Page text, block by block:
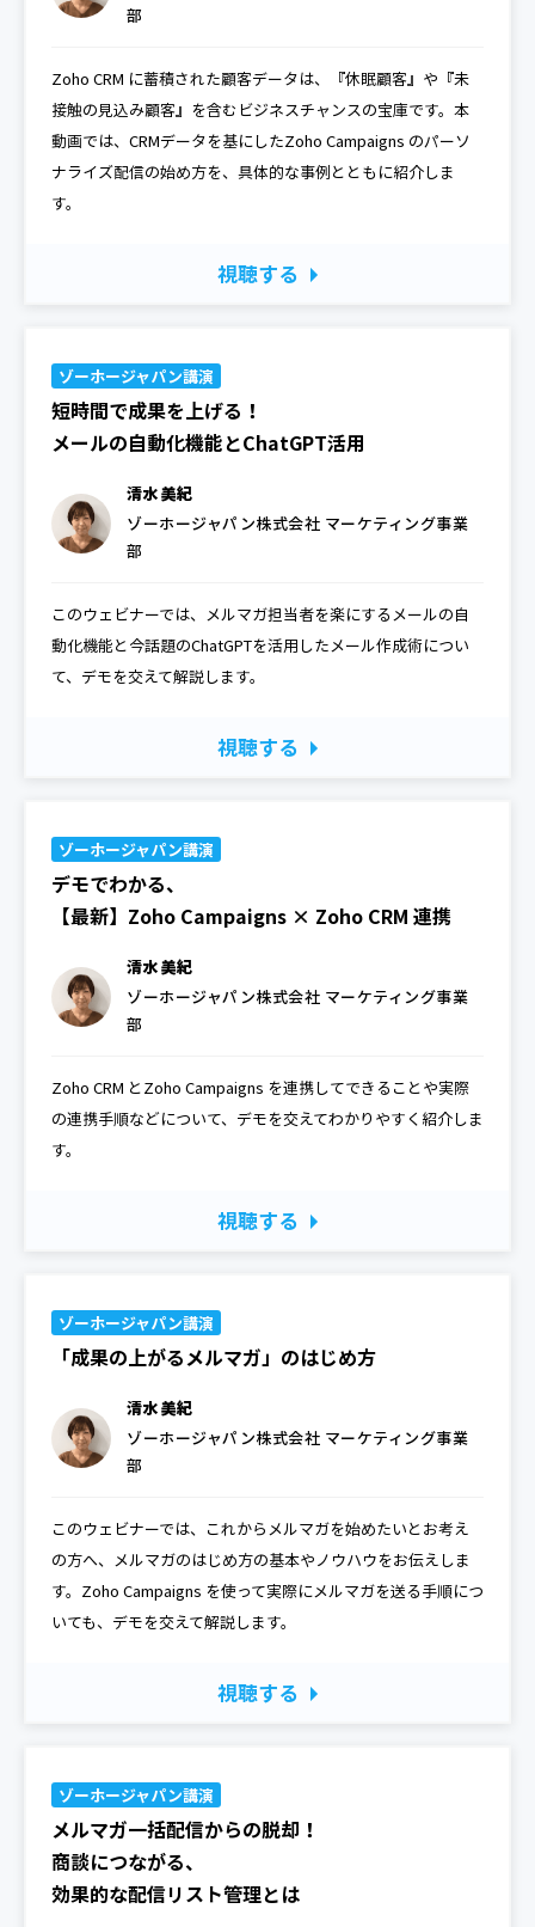
部
Zoho CRM に蓄積された顧客データは、『休眠顧客』や『未
接触の見込み顧客』を含むビジネスチャンスの宝庫です。本
動画では、CRMデータを基にしたZoho Campaigns のパーソ
ナライズ配信の始め方を、具体的な事例とともに紹介しま
す。
視聴する
ゾーホージャパン講演
短時間で成果を上げる！
メールの自動化機能とChatGPT活用
清水 美紀
ゾーホージャパン株式会社 マーケティング事業
部
このウェビナーでは、メルマガ担当者を楽にするメールの自
動化機能と今話題のChatGPTを活用したメール作成術につい
て、デモを交えて解説します。
視聴する
ゾーホージャパン講演
デモでわかる、
【最新】Zoho Campaigns × Zoho CRM 連携
清水 美紀
ゾーホージャパン株式会社 マーケティング事業
部
Zoho CRM とZoho Campaigns を連携してできることや実際
の連携手順などについて、デモを交えてわかりやすく紹介しま
す。
視聴する
ゾーホージャパン講演
「成果の上がるメルマガ」のはじめ方
清水 美紀
ゾーホージャパン株式会社 マーケティング事業
部
このウェビナーでは、これからメルマガを始めたいとお考え
の方へ、メルマガのはじめ方の基本やノウハウをお伝えしま
す。Zoho Campaigns を使って実際にメルマガを送る手順につ
いても、デモを交えて解説します。
視聴する
ゾーホージャパン講演
メルマガ一括配信からの脱却！
商談につながる、
効果的な配信リスト管理とは